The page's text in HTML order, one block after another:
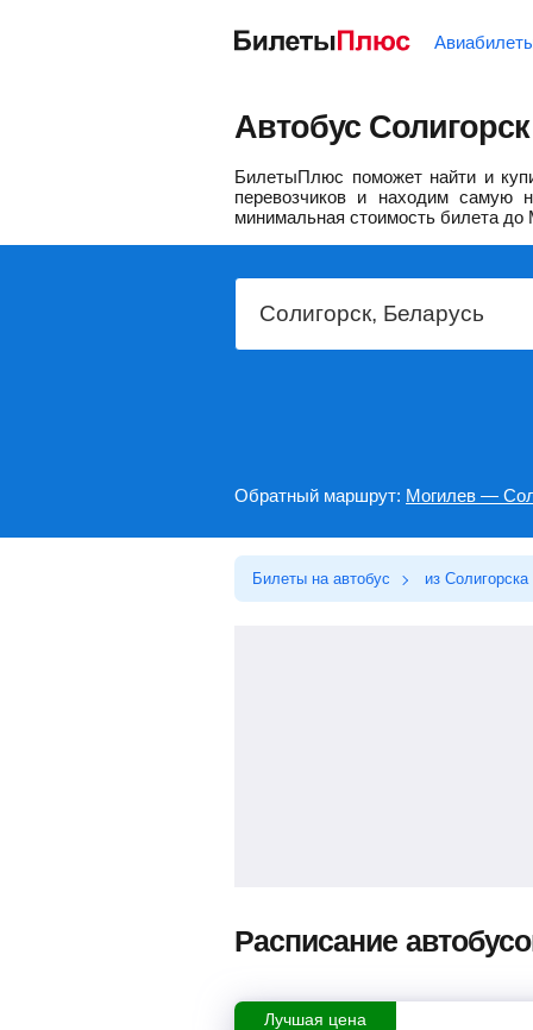
Автобус
БилетыПлюс поможет найти и
перевозчиков и находим самую
минимальная стоимость билета до
Обратный маршрут: Могилев —
Билеты на автобус из Солигорска
Расписание
Лучшая цена